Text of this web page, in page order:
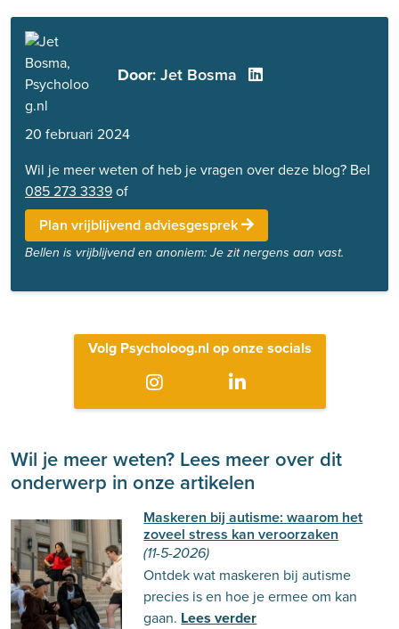
Door: Jet Bosma
20 februari 2024
Wil je meer weten of heb je vragen over deze blog? Bel
085 273 3339of
Plan vrijblijvend adviesgesprek
Bellen is vrijblijvend en anoniem: Je zit nergens aan vast.
Volg Psycholoog.nl op onze socials
Wil je meer weten? Lees meer over dit
onderwerp in onze artikelen
Maskeren bij autisme: waarom het
zoveel stress kan veroorzaken
(11-5-2026)
Ontdek wat maskeren bij autisme
precies is en hoe je ermee om kan
gaan. Lees verder